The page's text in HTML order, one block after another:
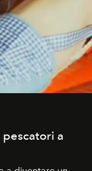
a